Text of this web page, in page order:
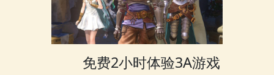
免费2小时体验3A游戏